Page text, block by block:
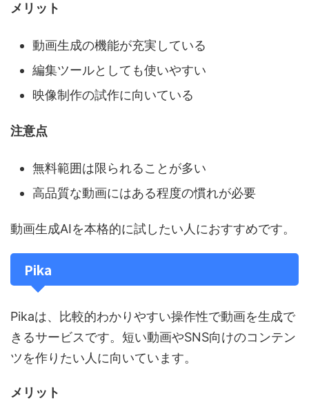
メリット
動画生成の機能が充実している
編集ツールとしても使いやすい
映像制作の試作に向いている
注意点
無料範囲は限られることが多い
高品質な動画にはある程度の慣れが必要
動画生成AIを本格的に試したい人におすすめです。
Pika
Pikaは、比較的わかりやすい操作性で動画を生成で
きるサービスです。短い動画やSNS向けのコンテン
ツを作りたい人に向いています。
メリット